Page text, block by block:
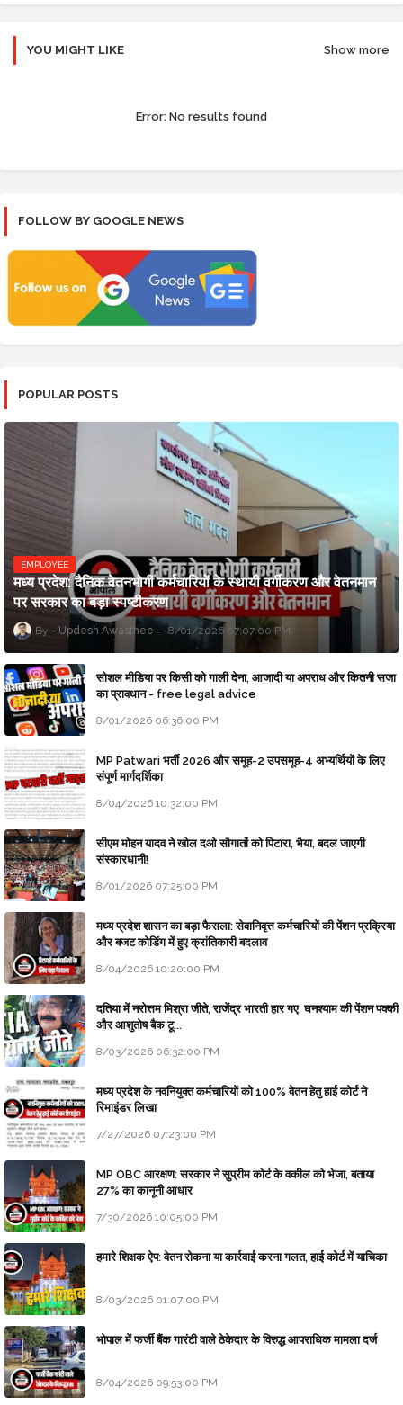
YOU MIGHT LIKE Show more
Error: No results found
FOLLOW BY GOOGLE NEWS
POPULAR POSTS
EMPLOYEE
मध्य प्रदेश: दैनिक वेतनभोगी कर्मचारियों के स्थायी वर्गीकरण और वेतनमान
पर सरकार का बड़ा स्पष्टीकरण
Updesh Awasthee 8/01/2026 07:07:00 PM
सोशल मीडिया पर किसी को गाली देना, आजादी या अपराध और कितनी सजा
का प्रावधान - free legal advice
8/01/2026 06:36:00 PM
MP Patwari भर्ती 2026 और समूह-2 उपसमूह-4 अभ्यर्थियों के लिए
संपूर्ण मार्गदर्शिका
8/04/2026 10:32:00 PM
सीएम मोहन यादव ने खोल दओ सौगातों को पिटारा, भैया, बदल जाएगी
संस्कारधानी!
8/01/2026 07:25:00 PM
मध्य प्रदेश शासन का बड़ा फैसला: सेवानिवृत्त कर्मचारियों की पेंशन प्रक्रिया
और बजट कोडिंग में हुए क्रांतिकारी बदलाव
8/04/2026 10:20:00 PM
दतिया में नरोत्तम मिश्रा जीते, राजेंद्र भारती हार गए, घनश्याम की पेंशन पक्की
और आशुतोष बैक टू...
8/03/2026 06:32:00 PM
मध्य प्रदेश के नवनियुक्त कर्मचारियों को 100% वेतन हेतु हाई कोर्ट ने
रिमाइंडर लिखा
7/27/2026 07:23:00 PM
MP OBC आरक्षण: सरकार ने सुप्रीम कोर्ट के वकील को भेजा, बताया
27% का कानूनी आधार
7/30/2026 10:05:00 PM
हमारे शिक्षक ऐप: वेतन रोकना या कार्रवाई करना गलत, हाई कोर्ट में याचिका
8/03/2026 01:07:00 PM
भोपाल में फर्जी बैंक गारंटी वाले ठेकेदार के विरुद्ध आपराधिक मामला दर्ज
8/04/2026 09:53:00 PM